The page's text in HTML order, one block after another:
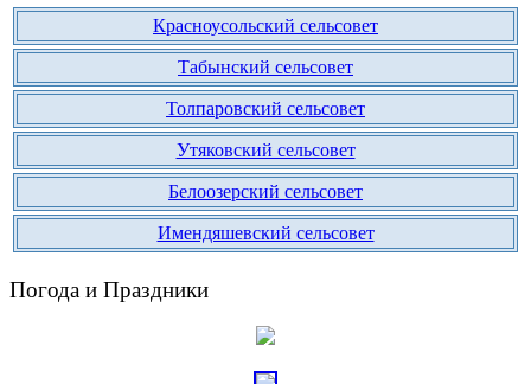
Красноусольский сельсовет
Табынский сельсовет
Толпаровский сельсовет
Утяковский сельсовет
Белоозерский сельсовет
Имендяшевский сельсовет
Погода и Праздники